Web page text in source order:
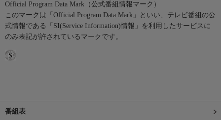
Official Program Data Mark（公式番組情報マーク）
このマークは「Official Program Data Mark」といい、テレビ番組の公
式情報である「SI(Service Information)情報」を利用したサービスに
のみ表記が許されているマークです。
番組表